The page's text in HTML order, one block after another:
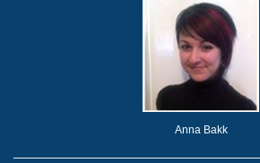
Anna Bakk